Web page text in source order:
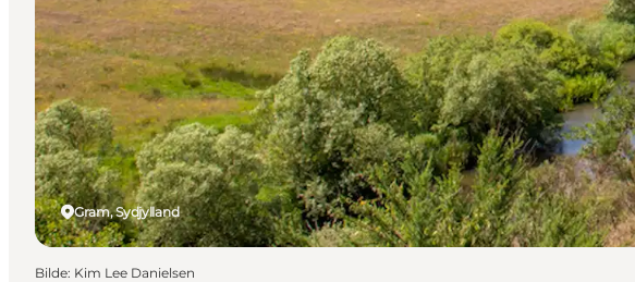
Gram, Sydjylland
Bilde: Kim Lee Danielsen